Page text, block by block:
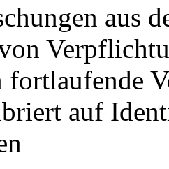
aus
fortlaufende
auf